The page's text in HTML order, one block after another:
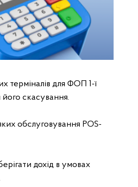
терміналів для ФОП 1-ї
скасування.
обслуговування POS-
дохід в умовах